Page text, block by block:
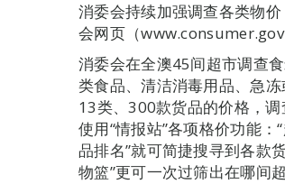
消委会持续加强调查各类物
会网页（
消委会在全澳45间超市调查
类食品、清洁消毒用品、急
13类、300款货品的价格，
使用“情报站”各项格价功能：
品排名”就可简捷搜寻到各款
物篮”更可一次过筛出在哪间